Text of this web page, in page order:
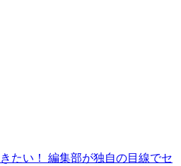
たい！ 編集部が独自の目線でセ